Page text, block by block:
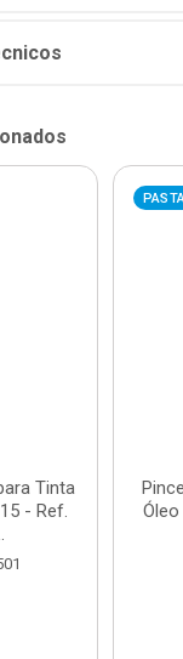
Tinta
- Ref.